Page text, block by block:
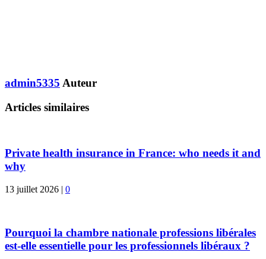
admin5335 Auteur
Articles similaires
Private health insurance in France: who needs it and
why
13 juillet 2026 | 0
Pourquoi la chambre nationale professions libérales
est-elle essentielle pour les professionnels libéraux ?